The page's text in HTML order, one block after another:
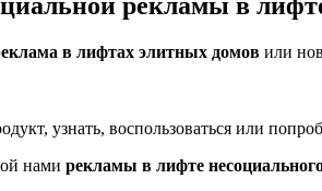
в лифтах элитных домов или
узнать, воспользоваться или
нами рекламы в лифте